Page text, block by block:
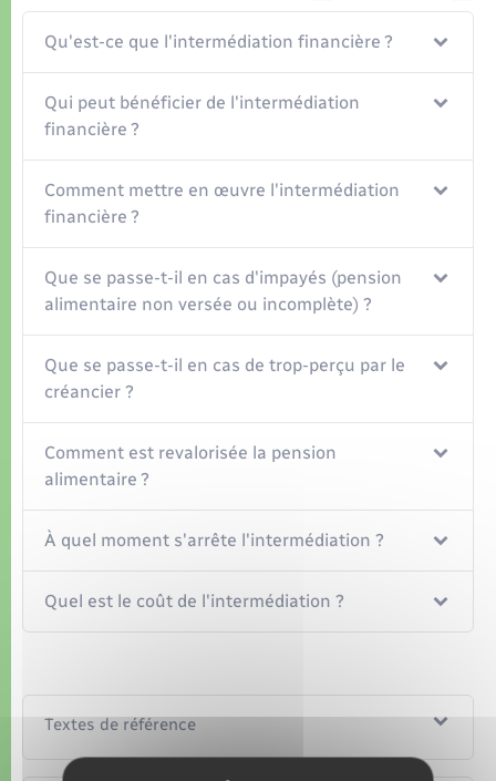
Qu'est-ce que l'intermédiation financière ?
Qui peut bénéficier de l'intermédiation
financière ?
Comment mettre en œuvre l'intermédiation
financière ?
Que se passe-t-il en cas d'impayés (pension
alimentaire non versée ou incomplète) ?
Que se passe-t-il en cas de trop-perçu par le
créancier ?
Comment est revalorisée la pension
alimentaire ?
À quel moment s'arrête l'intermédiation ?
Quel est le coût de l'intermédiation ?
Textes de référence